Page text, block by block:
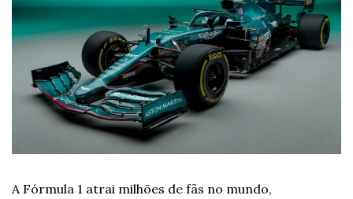
A Fórmula 1 atrai milhões de fãs no mundo,